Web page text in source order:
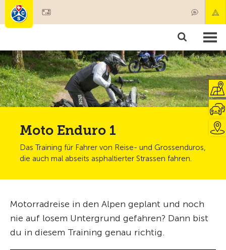
Mitgliedschaft & Leistungen
Test, Sicherheit & Gesundheit
Moto Enduro 1
Das Training für Fahrer von Reise- und Grossenduros,
die auch mal abseits asphaltierter Strassen fahren.
Motorradreise in den Alpen geplant und noch
nie auf losem Untergrund gefahren? Dann bist
du in diesem Training genau richtig.